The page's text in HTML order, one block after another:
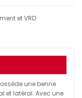
et VRD
une benne
et latéral. Avec une